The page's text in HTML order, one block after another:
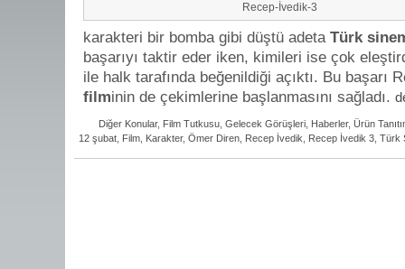
Recep-İvedik-3
karakteri bir bomba gibi düştü adeta Türk
başarıyı taktir eder iken, kimileri ise çok
ile halk tarafında beğenildiği açıktı. Bu başarı
filminin de çekimlerine başlanmasını sağladı.
Diğer Konular, Film Tutkusu Gelecek Görüşleri Haberler, Ürün
12 şubat Film Karakter, Ömer Diren Recep İvedik Recep İvedik 3 Türk